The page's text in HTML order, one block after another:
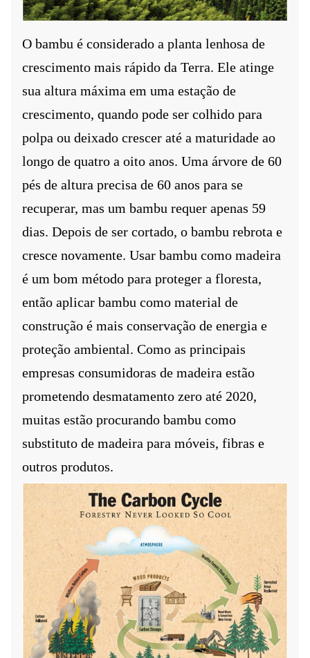
O bambu é considerado a planta lenhosa de
crescimento mais rápido da Terra. Ele atinge
sua altura máxima em uma estação de
crescimento, quando pode ser colhido para
polpa ou deixado crescer até a maturidade ao
longo de quatro a oito anos. Uma árvore de 60
pés de altura precisa de 60 anos para se
recuperar, mas um bambu requer apenas 59
dias. Depois de ser cortado, o bambu rebrota e
cresce novamente. Usar bambu como madeira
é um bom método para proteger a floresta,
então aplicar bambu como material de
construção é mais conservação de energia e
proteção ambiental. Como as principais
empresas consumidoras de madeira estão
prometendo desmatamento zero até 2020,
muitas estão procurando bambu como
substituto de madeira para móveis, fibras e
outros produtos.